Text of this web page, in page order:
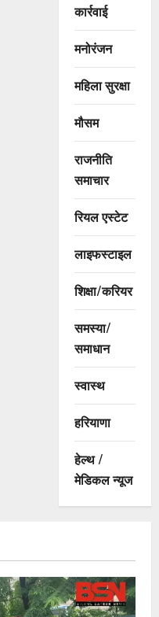
कार्रवाई
मनोरंजन
महिला सुरक्षा
मौसम
राजनीति
समाचार
रियल एस्टेट
लाइफस्टाइल
शिक्षा/करियर
समस्या/
समाधान
स्वास्थ
हरियाणा
हेल्थ /
मेडिकल न्यूज